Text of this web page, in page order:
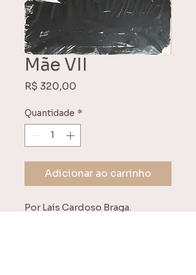
Mãe VII
R$ 320,00
Quantidade *
Adicionar ao carrinho
Por Laís Cardoso Braga.